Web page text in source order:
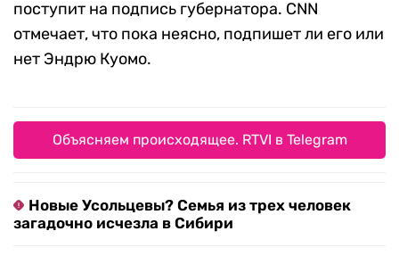
поступит на подпись губернатора. CNN
отмечает, что пока неясно, подпишет ли его или
нет Эндрю Куомо.
Объясняем происходящее. RTVI в Telegram
Новые Усольцевы? Семья из трех человек
загадочно исчезла в Сибири